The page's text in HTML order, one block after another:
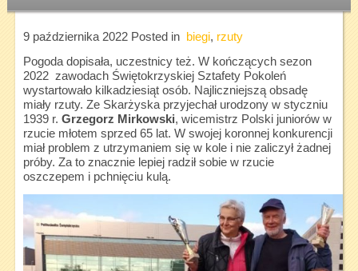
9 października 2022Posted in biegi, rzuty
Pogoda dopisała, uczestnicy też. W kończących sezon
2022 zawodach Świętokrzyskiej Sztafety Pokoleń
wystartowało kilkadziesiąt osób. Najliczniejszą obsadę
miały rzuty. Ze Skarżyska przyjechał urodzony w styczniu
1939 r. Grzegorz Mirkowski, wicemistrz Polski juniorów w
rzucie młotem sprzed 65 lat. W swojej koronnej konkurencji
miał problem z utrzymaniem się w kole i nie zaliczył żadnej
próby. Za to znacznie lepiej radził sobie w rzucie
oszczepem i pchnięciu kulą.